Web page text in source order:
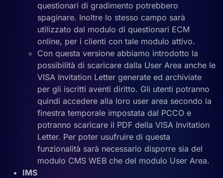
questionari di gradimento potrebbero
spaginare. Inoltre lo stesso campo sarà
utilizzato dal modulo di questionari ECM
online, per i clienti con tale modulo attivo.
Con questa versione abbiamo introdotto la
possibilità di scaricare dalla User Area anche le
VISA Invitation Letter generate ed archiviate
per gli iscritti aventi diritto. Gli utenti potranno
quindi accedere alla loro user area secondo la
finestra temporale impostata dal PCCO e
potranno scaricare il PDF della VISA Invitation
Letter. Per poter usufruire di questa
funzionalità sarà necessario disporre sia del
modulo CMS WEB che del modulo User Area.
IMS